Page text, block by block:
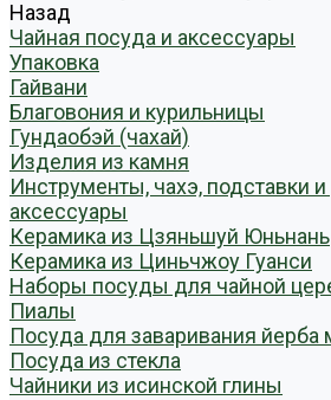
Назад
Чайная посуда и аксессуары
Упаковка
Гайвани
Благовония и курильницы
Гундаобэй (чахай)
Изделия из камня
Инструменты, чахэ, подставки и
аксессуары
Керамика из Цзяньшуй Юньнань
Керамика из Циньчжоу Гуанси
Наборы посуды для чайной
Пиалы
Посуда для заваривания йерба
Посуда из стекла
Чайники из исинской глины